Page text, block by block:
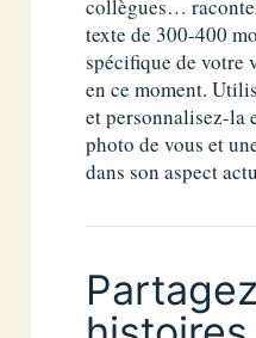
collègues…
texte de 300-400
spécifique de votre
en ce moment.
et personnalisez-la
photo de vous et
dans son aspect